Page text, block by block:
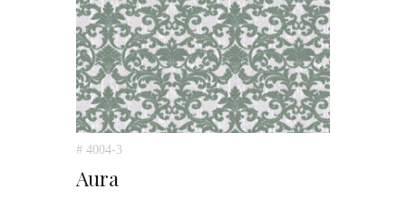
# 4004-3
Aura